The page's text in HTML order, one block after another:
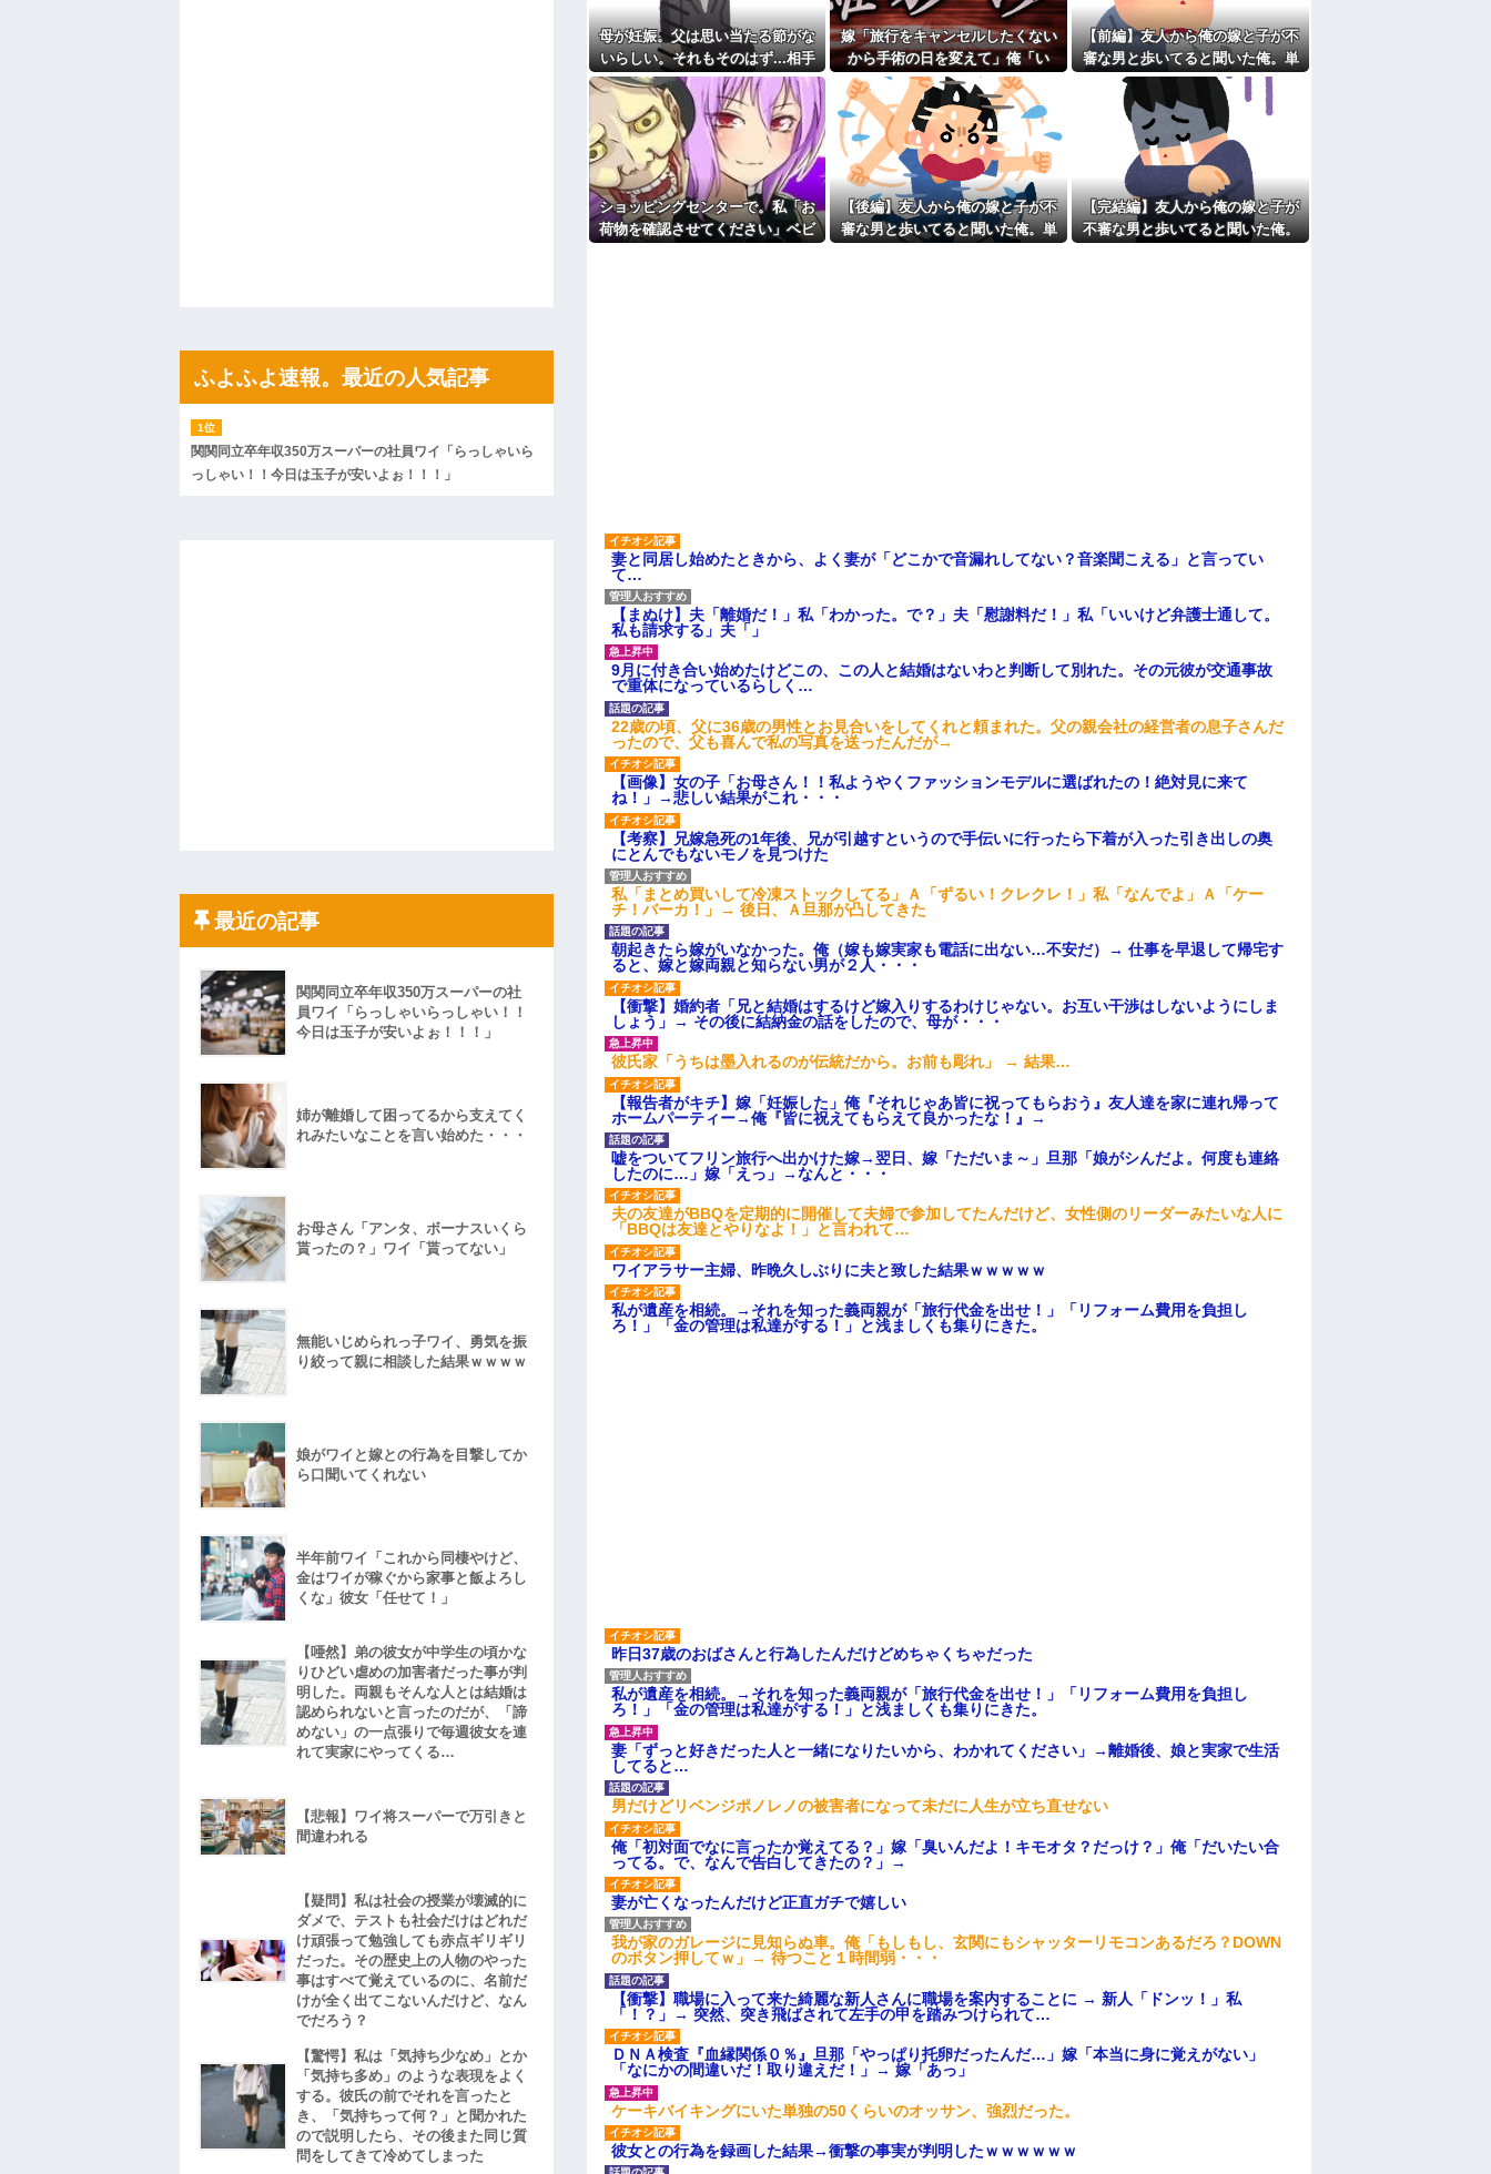
私「私と結婚して幸せ？」旦那「お前もそう思うだろ？」→その返事が忘れ
森三中体型な先輩嫁さんが数年後、深キョン以上の美人に変身してた。その
先生から電話があったんだけど、「～とか～」「～とか考えて～」と何度も
同僚「今日も電話貸して」私「毎回は困るよ」→断った途端に逆ギレされた
もう先が長くないと20代で宣告された友達A。「会いに来てほしい」と言う
ので彼女の好きなもの沢山もっていったんだけど、なんとBが手渡した物は…
ハードオフに売っていた4万4000円のフィギュアがヤバすぎるｗｗｗｗｗｗ
後続車にクラクションを鳴らされ彼氏が逆切れ。「何クラクション鳴らして
んだ！降りてこいよ！」と怒鳴りだし...
【衝撃】報酬100万円超の治験募集がこちらｗｗｗｗｗ(※画像あり)
ｗｗｗｗｗｗｗｗｗｗ
【愕然】白のクラウン俺氏、高速道路左車線を制限速度で走った結果
wwwwwwwwwwww
【闇】『強度行動障害』の女の子、自分をグーパンしまくる
祖母が農具をしまっている倉庫の鍵を、私が無くしたと思っていたら…
幼稚な義弟夫婦が大嫌い。低学歴だしパラサイトだし夫婦揃って太ってる
し。義母にベタベタ甘えて「ジュース飲みた～い」何かあるとすぐ「親に言い
つけてやる！」
主な税金の成り立ちを調べてみたよ
母が妊娠。父は思い当たる節がな
いらしい。それもそのはず...相手
は中1の...
嫁「旅行をキャンセルしたくない
から手術の日を変えて」俺「い
や、それおかしくない？」→納得
できず…
【前編】友人から俺の嫁と子が不
審な男と歩いてると聞いた俺。単
身赴任先から興信所に相談した結
果
ショッピングセンターで。私「お
荷物を確認させてください」ベビ
【後編】友人から俺の嫁と子が不
審な男と歩いてると聞いた俺。単
【完結編】友人から俺の嫁と子が
不審な男と歩いてると聞いた俺。
妻と同居し始めたときから、よく妻が「どこかで音漏れしてない？音楽聞こえる」と言ってい
て…
【まぬけ】夫「離婚だ！」私「わかった。で？」夫「慰謝料だ！」私「いいけど弁護士通して。
私も請求する」夫「」
9月に付き合い始めたけどこの、この人と結婚はないわと判断して別れた。その元彼が交通事故
で重体になっているらしく…
22歳の頃、父に36歳の男性とお見合いをしてくれと頼まれた。父の親会社の経営者の息子さんだ
ったので、父も喜んで私の写真を送ったんだが→
【画像】女の子「お母さん！！私ようやくファッションモデルに選ばれたの！絶対見に来て
ね！」→悲しい結果がこれ・・・
【考察】兄嫁急死の1年後、兄が引越すというので手伝いに行ったら下着が入った引き出しの奥
にとんでもないモノを見つけた
私「まとめ買いして冷凍ストックしてる」Ａ「ずるい！クレクレ！」私「なんでよ」Ａ「ケー
チ！バーカ！」→ 後日、Ａ旦那が凸してきた
朝起きたら嫁がいなかった。俺（嫁も嫁実家も電話に出ない…不安だ）→ 仕事を早退して帰宅す
ると、嫁と嫁両親と知らない男が２人・・・
【衝撃】婚約者「兄と結婚はするけど嫁入りするわけじゃない。お互い干渉はしないようにしま
しょう」→ その後に結納金の話をしたので、母が・・・
彼氏家「うちは墨入れるのが伝統だから。お前も彫れ」 → 結果…
【報告者がキチ】嫁「妊娠した」俺『それじゃあ皆に祝ってもらおう』友人達を家に連れ帰って
ホームパーティー→俺『皆に祝えてもらえて良かったな！』→
嘘をついてフリン旅行へ出かけた嫁→翌日、嫁「ただいま～」旦那「娘がシんだよ。何度も連絡
したのに…」嫁「えっ」→なんと・・・
夫の友達がBBQを定期的に開催して夫婦で参加してたんだけど、女性側のリーダーみたいな人に
「BBQは友達とやりなよ！」と言われて…
ワイアラサー主婦、昨晩久しぶりに夫と致した結果ｗｗｗｗｗ
私が遺産を相続。→それを知った義両親が「旅行代金を出せ！」「リフォーム費用を負担し
ろ！」「金の管理は私達がする！」と浅ましくも集りにきた。
昨日37歳のおばさんと行為したんだけどめちゃくちゃだった
私が遺産を相続。→それを知った義両親が「旅行代金を出せ！」「リフォーム費用を負担し
ろ！」「金の管理は私達がする！」と浅ましくも集りにきた。
妻「ずっと好きだった人と一緒になりたいから、わかれてください」→離婚後、娘と実家で生活
してると…
男だけどリベンジポノレノの被害者になって未だに人生が立ち直せない
俺「初対面でなに言ったか覚えてる？」嫁「臭いんだよ！キモオタ？だっけ？」俺「だいたい合
ってる。で、なんで告白してきたの？」→
妻が亡くなったんだけど正直ガチで嬉しい
我が家のガレージに見知らぬ車。俺「もしもし、玄関にもシャッターリモコンあるだろ？DOWN
のボタン押してｗ」→ 待つこと１時間弱・・・
【衝撃】職場に入って来た綺麗な新人さんに職場を案内することに → 新人「ドンッ！」私
「！？」→ 突然、突き飛ばされて左手の甲を踏みつけられて…
ＤＮＡ検査『血縁関係０％』旦那「やっぱり托卵だったんだ…」嫁「本当に身に覚えがない」
「なにかの間違いだ！取り違えだ！」→ 嫁「あっ」
ケーキバイキングにいた単独の50くらいのオッサン、強烈だった。
彼女との行為を録画した結果→衝撃の事実が判明したｗｗｗｗｗｗ
ふよふよ速報。最近の人気記事
関関同立卒年収350万スーパーの社員ワイ「らっしゃいら
っしゃい！！今日は玉子が安いよぉ！！！」
最近の記事
関関同立卒年収350万スーパーの社
員ワイ「らっしゃいらっしゃい！！
今日は玉子が安いよぉ！！！」
姉が離婚して困ってるから支えてく
れみたいなことを言い始めた・・・
お母さん「アンタ、ボーナスいくら
貰ったの？」ワイ「貰ってない」
無能いじめられっ子ワイ、勇気を振
り絞って親に相談した結果ｗｗｗｗ
娘がワイと嫁との行為を目撃してか
ら口聞いてくれない
半年前ワイ「これから同棲やけど、
金はワイが稼ぐから家事と飯よろし
くな」彼女「任せて！」
【唖然】弟の彼女が中学生の頃かな
りひどい虐めの加害者だった事が判
明した。両親もそんな人とは結婚は
認められないと言ったのだが、「諦
めない」の一点張りで毎週彼女を連
れて実家にやってくる…
【悲報】ワイ将スーパーで万引きと
間違われる
【疑問】私は社会の授業が壊滅的に
ダメで、テストも社会だけはどれだ
け頑張って勉強しても赤点ギリギリ
だった。その歴史上の人物のやった
事はすべて覚えているのに、名前だ
けが全く出てこないんだけど、なん
でだろう？
【驚愕】私は「気持ち少なめ」とか
「気持ち多め」のような表現をよく
する。彼氏の前でそれを言ったと
き、「気持ちって何？」と聞かれた
ので説明したら、その後また同じ質
問をしてきて冷めてしまった